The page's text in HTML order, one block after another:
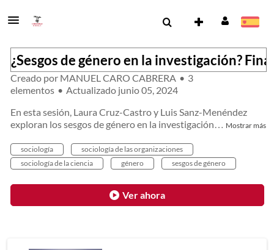
¿Sesgos de género en la investigación?
Creado por MANUEL CARO CABRERA • 3
elementos • Actualizado junio 05, 2024
En esta sesión, Laura Cruz-Castro y Luis Sanz-Menéndez
exploran los sesgos de género en la investigación… Mostrar más
sociología
sociología de las organizaciones
sociología de la ciencia
género sesgos de género
Ver ahora